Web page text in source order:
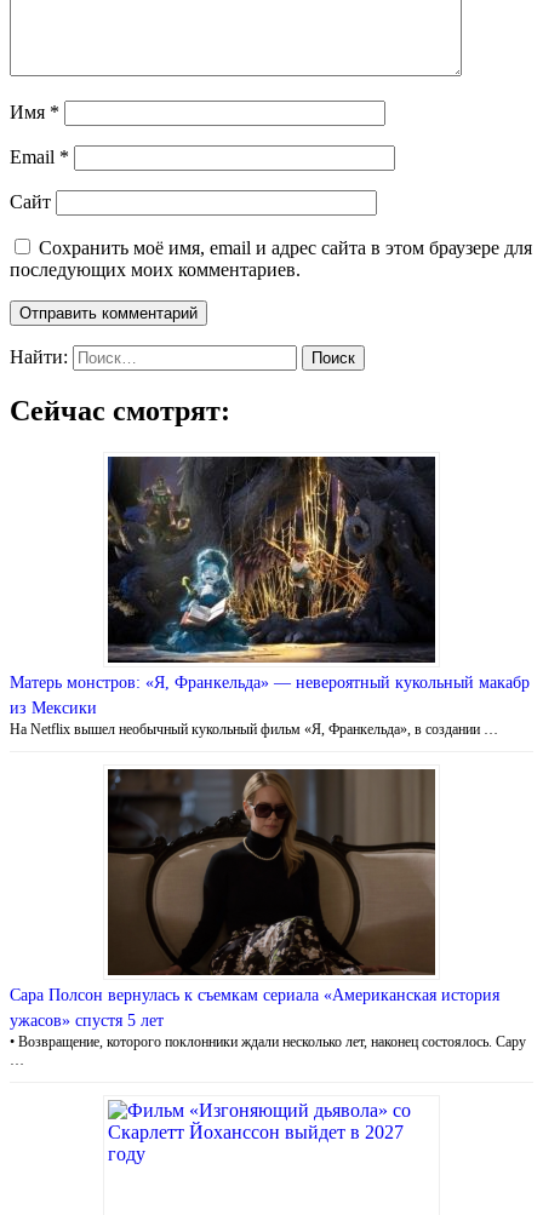
Имя *
Email *
Сайт
Сохранить моё имя, email и адрес сайта в этом браузере для
последующих моих комментариев.
Найти:
Сейчас смотрят:
Матерь монстров: «Я, Франкельда» — невероятный кукольный макабр
из Мексики
На Netflix вышел необычный кукольный фильм «Я, Франкельда», в создании …
Сара Полсон вернулась к съемкам сериала «Американская история
ужасов» спустя 5 лет
• Возвращение, которого поклонники ждали несколько лет, наконец состоялось. Сару